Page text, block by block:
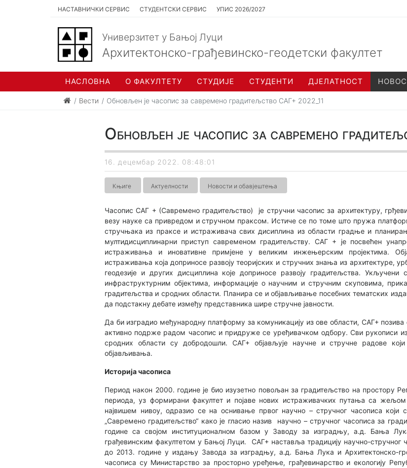
НАСТАВНИЧКИ СЕРВИС СТУДЕНТСКИ СЕРВИС УПИС 2026/2027
Универзитет у Бањој Луци
Архитектонско-грађевинско-геодетски факултет
НАСЛОВНА О ФАКУЛТЕТУ СТУДИЈЕ СТУДЕНТИ ДЈЕЛАТНОСТ
Вести Обновљен је часопис за савремено градитељство САГ+ 2022_11
Обновљен је часопис за савремено
16. децембар 2022. 08:48:01
Књиге Актуелности Новости и обавјештења
Часопис САГ + (Савремено градитељство) је стручни часопис за архитектуру,
везу науке са привредом и стручном праксом. Истиче се по томе што пружа
стручњака из праксе и истраживача свих дисиплина из области градње и
мултидисциплинарни приступ савременом градитељству. САГ + је посвећен
истраживања и иновативне примјене у великим инжењерским пројектима.
истраживања која доприносе развоју теоријских и стручних знања из архитектуре,
геодезије и других дисциплина које доприносе развоју градитељства.
инфраструктурним објектима, информације о научним и стручним скуповима,
градитељства и сродних области. Планира се и објављивање посебних тематских
да подстакну дебате између представника шире стручне јавности.
Да би изградио међународну платформу за комуникацију из ове области, САГ+ позива
активно подрже радом часопис и придруже се уређивачком одбору. Сви рукописи из
сродних области су добродошли. САГ+ објављује научне и стручне радове
објављивања.
Историја часописа
Период након 2000. године је био изузетно повољан за градитељство на простору
периода, уз формирани факултет и појаве нових истраживачких путања са жељом
највишем нивоу, одразио се на оснивање првог научно – стручног часописа
„Савремено градитељство“ како је гласио назив научно – стручног часописа за
године са својом институционалном базом у Заводу за изградњу, а.д. Бања
грађевинским факултетом у Бањој Луци. САГ+ наставља традицију научно-стручног
до 2013. године у издању Завода за изградњу, а.д. Бања Лука и Архитектонско-
часописа су Министарство за просторно уређење, грађевинарство и екологију